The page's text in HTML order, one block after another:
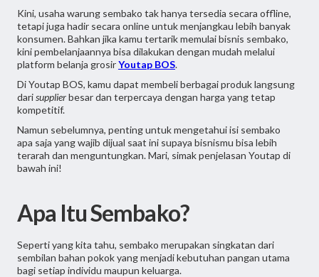
Kini, usaha warung sembako tak hanya tersedia secara offline,
tetapi juga hadir secara online untuk menjangkau lebih banyak
konsumen. Bahkan jika kamu tertarik memulai bisnis sembako,
kini pembelanjaannya bisa dilakukan dengan mudah melalui
platform belanja grosirYoutap BOS.
Di Youtap BOS, kamu dapat membeli berbagai produk langsung
darisupplierbesar dan terpercaya dengan harga yang tetap
kompetitif.
Namun sebelumnya, penting untuk mengetahui isi sembako
apa saja yang wajib dijual saat ini supaya bisnismu bisa lebih
terarah dan menguntungkan. Mari, simak penjelasan Youtap di
bawah ini!
Apa Itu Sembako?
Seperti yang kita tahu, sembako merupakan singkatan dari
sembilan bahan pokok yang menjadi kebutuhan pangan utama
bagi setiap individu maupun keluarga.